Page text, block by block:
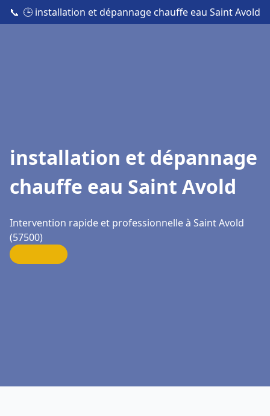
📞 🕒 installation et dépannage chauffe eau Saint Avold
installation et dépannage
chauffe eau Saint Avold
Intervention rapide et professionnelle à Saint Avold
(57500)